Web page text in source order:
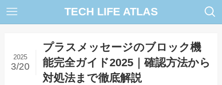
TECH LIFE ATLAS
プラスメッセージのブロック機
能完全ガイド2025｜確認方法から
対処法まで徹底解説
2025
3/20